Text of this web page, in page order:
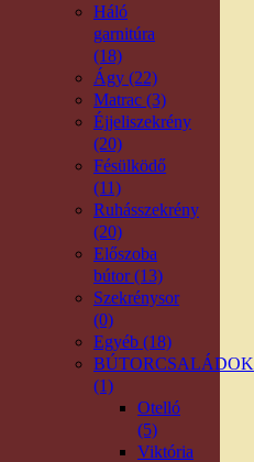
Háló
garnitúra
(18)
Ágy (22)
Matrac (3)
Éjjeliszekrény
(20)
Fésülködő
(11)
Ruhásszekrény
(20)
Előszoba
bútor (13)
Szekrénysor
(0)
Egyéb (18)
BÚTORCSALÁDOK
(1)
Otelló
(5)
Viktória